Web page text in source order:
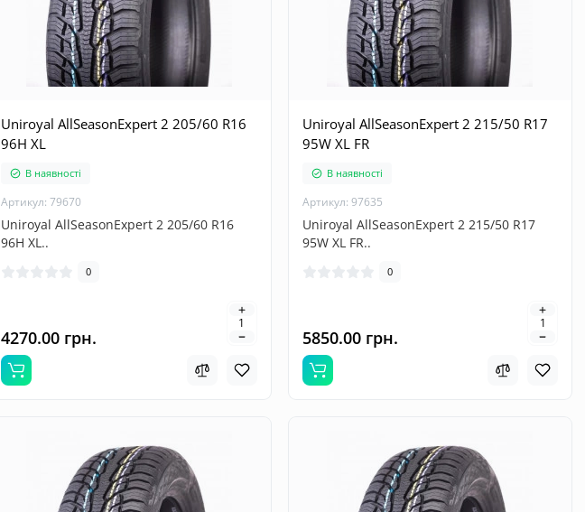
Uniroyal AllSeasonExpert 2 205/60 R16
96H XL
В наявності
Артикул: 79670
Uniroyal AllSeasonExpert 2 205/60 R16
96H XL..
0
4270.00 грн.
Uniroyal AllSeasonExpert 2 215/50 R17
95W XL FR
В наявності
Артикул: 97635
Uniroyal AllSeasonExpert 2 215/50 R17
95W XL FR..
0
5850.00 грн.